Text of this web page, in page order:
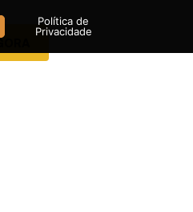
Política de
Privacidade